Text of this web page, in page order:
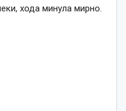
хода минула мирно.